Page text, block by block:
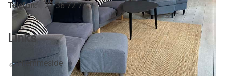
Telefon:
22 36 72 72
Links
Hjemmeside